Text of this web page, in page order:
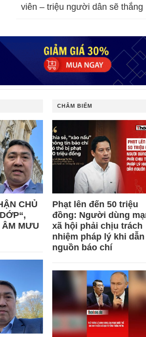
viên – triệu người dân sẽ thắng
CHỦ
MƯU
CHÂM BIẾM
Phạt lên đến 50 triệu
đồng: Người dùng
xã hội phải chịu trách
nhiệm pháp lý khi dẫn
nguồn báo chí